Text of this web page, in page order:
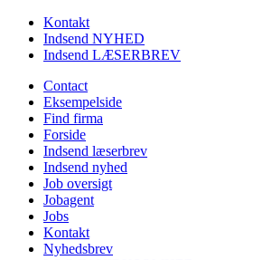
Kontakt
Indsend NYHED
Indsend LÆSERBREV
Contact
Eksempelside
Find firma
Forside
Indsend læserbrev
Indsend nyhed
Job oversigt
Jobagent
Jobs
Kontakt
Nyhedsbrev